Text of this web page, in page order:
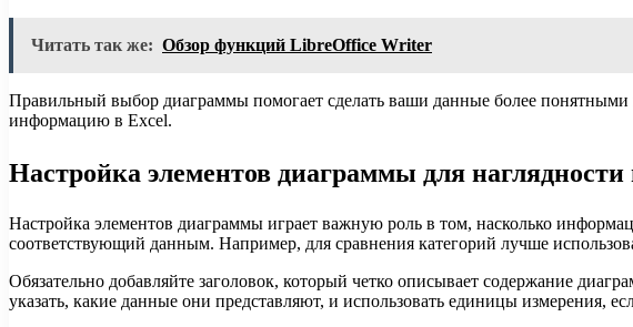
Читать так же: Обзор функций LibreOffice Writer
Правильный выбор диаграммы помогает сделать ваши данные более
информацию в Excel.
Настройка элементов диаграммы для
Настройка элементов диаграммы играет важную роль в том, насколько
соответствующий данным. Например, для сравнения категорий лучше
Обязательно добавляйте заголовок, который четко описывает содержание
указать, какие данные они представляют, и использовать единицы измерения,